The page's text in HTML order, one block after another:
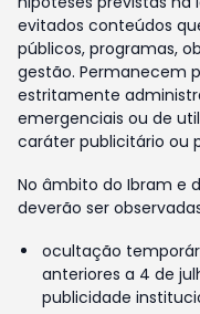
evitados conteúdos
públicos, programas,
gestão. Permanecem
estritamente
emergenciais ou de
caráter publicitário ou
No âmbito do Ibram e
deverão ser
ocultação
anteriores a 4 de
publicidade